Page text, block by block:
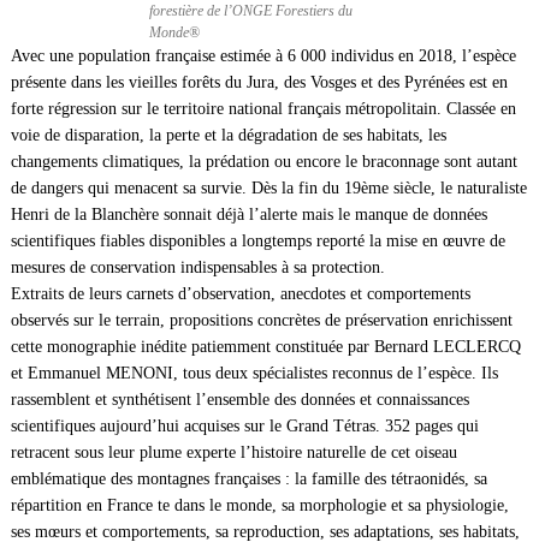
forestière de l’ONGE Forestiers du
Monde®
Avec une population française estimée à 6 000 individus en 2018, l’espèce
présente dans les vieilles forêts du Jura, des Vosges et des Pyrénées est en
forte régression sur le territoire national français métropolitain. Classée en
voie de disparation, la perte et la dégradation de ses habitats, les
changements climatiques, la prédation ou encore le braconnage sont autant
de dangers qui menacent sa survie. Dès la fin du 19ème siècle, le naturaliste
Henri de la Blanchère sonnait déjà l’alerte mais le manque de données
scientifiques fiables disponibles a longtemps reporté la mise en œuvre de
mesures de conservation indispensables à sa protection.
Extraits de leurs carnets d’observation, anecdotes et comportements
observés sur le terrain, propositions concrètes de préservation enrichissent
cette monographie inédite patiemment constituée par Bernard LECLERCQ
et Emmanuel MENONI, tous deux spécialistes reconnus de l’espèce. Ils
rassemblent et synthétisent l’ensemble des données et connaissances
scientifiques aujourd’hui acquises sur le Grand Tétras. 352 pages qui
retracent sous leur plume experte l’histoire naturelle de cet oiseau
emblématique des montagnes françaises : la famille des tétraonidés, sa
répartition en France te dans le monde, sa morphologie et sa physiologie,
ses mœurs et comportements, sa reproduction, ses adaptations, ses habitats,